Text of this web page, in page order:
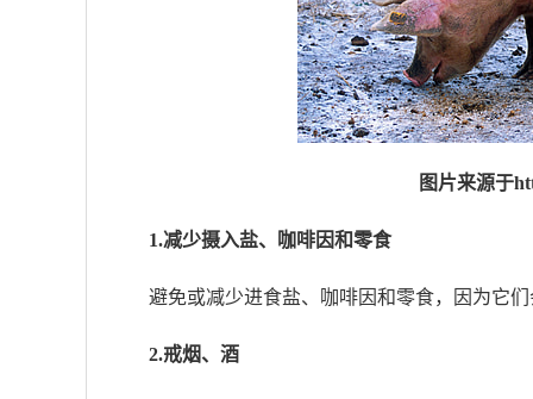
图片来源于
1.减少摄入盐、咖啡因和零食
避免或减少进食盐、咖啡因和零食，因为它
2.戒烟、酒